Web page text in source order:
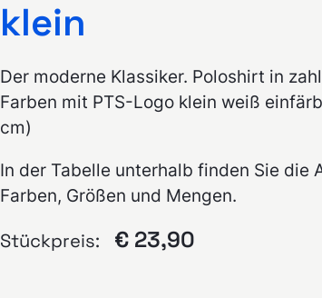
klein
Der moderne Klassiker. Poloshirt in
Farben mit PTS-Logo klein weiß
cm)
In der Tabelle unterhalb finden Sie die
Farben, Größen und Mengen.
Stückpreis: € 23,90